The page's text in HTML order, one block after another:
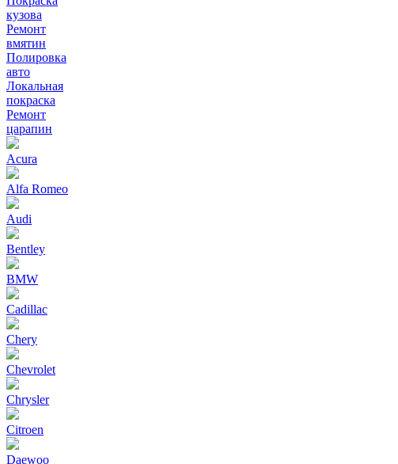
кузова
Ремонт
вмятин
Полировка
авто
Локальная
покраска
Ремонт
царапин
Acura
Alfa Romeo
Audi
Bentley
BMW
Cadillac
Chery
Chevrolet
Chrysler
Citroen
Daewoo